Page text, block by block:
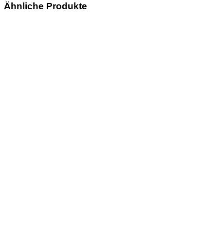
Ähnliche Produkte